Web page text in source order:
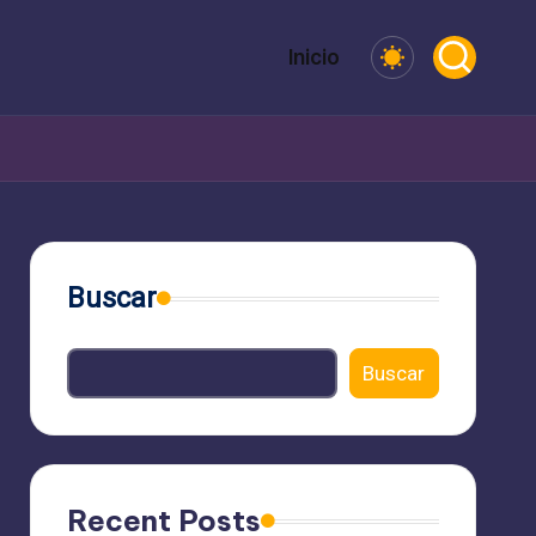
Inicio
Buscar
Buscar
Recent Posts